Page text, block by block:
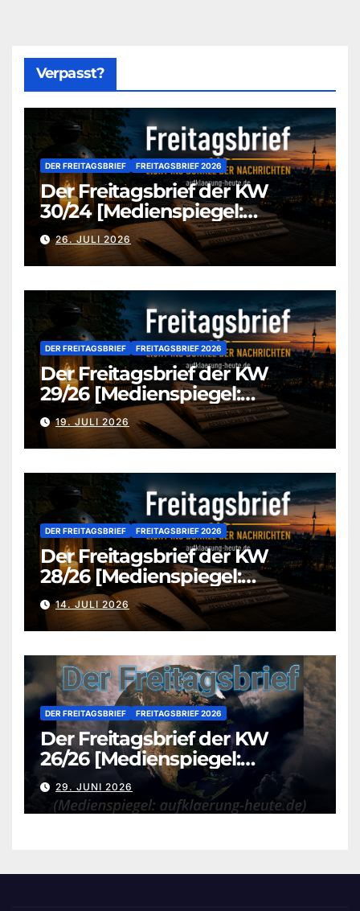
Verpasst?
DER FREITAGSBRIEF FREITAGSBRIEF 2026
Der Freitagsbrief der KW
30/24 [Medienspiegel:
aufklaerung-heute-de]
26. JULI 2026
DER FREITAGSBRIEF FREITAGSBRIEF 2026
Der Freitagsbrief der KW
29/26 [Medienspiegel:
aufklaerung-heute.de]
19. JULI 2026
DER FREITAGSBRIEF FREITAGSBRIEF 2026
Der Freitagsbrief der KW
28/26 [Medienspiegel:
aufklaerung-heute.de]
14. JULI 2026
DER FREITAGSBRIEF FREITAGSBRIEF 2026
Der Freitagsbrief der KW
26/26 [Medienspiegel:
aufklaerung-heute.de]
29. JUNI 2026